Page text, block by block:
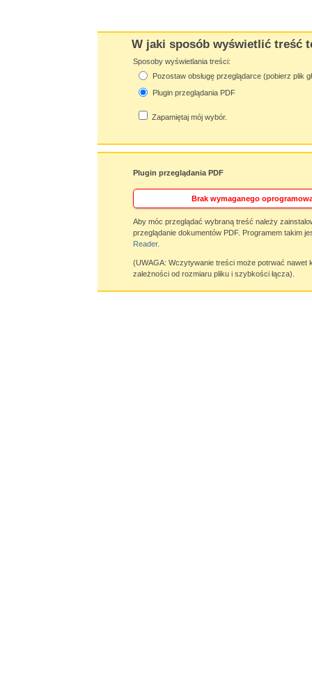
W jaki sposób wyświetlić treść
Sposoby wyświetlania treści:
Pozostaw obsługę przeglądarce (pobierz plik
Plugin przeglądania PDF
Zapamiętaj mój wybór.
Plugin przeglądania PDF
Brak wymaganego
Aby móc przeglądać wybraną treść należy
przeglądanie dokumentów PDF. Programem takim
Reader.
(UWAGA: Wczytywanie treści może potrwać nawet
zależności od rozmiaru pliku i szybkości łącza).